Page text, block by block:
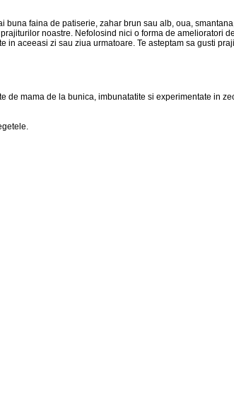
faina de patiserie, zahar brun sau alb, oua,
noastre. Nefolosind nici o forma de amelioratori
aceeasi zi sau ziua urmatoare. Te asteptam sa gusti
mama de la bunica, imbunatatite si experimentate in